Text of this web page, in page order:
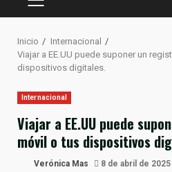
MENÚ
Inicio
Internacional
Viajar a EE.UU puede suponer un
dispositivos digitales.
Internacional
Viajar a EE.UU puede
móvil o tus dispositivos
Verónica Mas 8 de abril de 2025